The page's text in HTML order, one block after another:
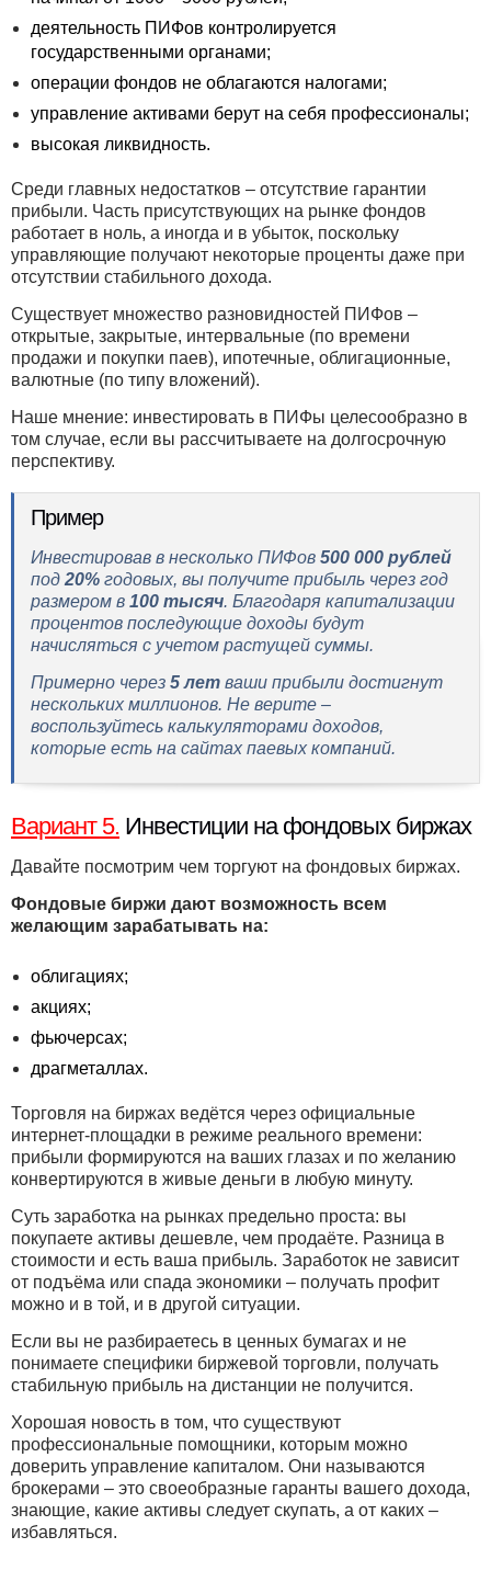
деятельность ПИФов контролируется
государственными органами;
операции фондов не облагаются налогами;
управление активами берут на себя профессионалы;
высокая ликвидность.
Среди главных недостатков – отсутствие гарантии
прибыли. Часть присутствующих на рынке фондов
работает в ноль, а иногда и в убыток, поскольку
управляющие получают некоторые проценты даже при
отсутствии стабильного дохода.
Существует множество разновидностей ПИФов –
открытые, закрытые, интервальные (по времени
продажи и покупки паев), ипотечные, облигационные,
валютные (по типу вложений).
Наше мнение: инвестировать в ПИФы целесообразно в
том случае, если вы рассчитываете на долгосрочную
перспективу.
Пример
Инвестировав в несколько ПИФов 500 000 рублей
под 20% годовых, вы получите прибыль через год
размером в 100 тысяч. Благодаря капитализации
процентов последующие доходы будут
начисляться с учетом растущей суммы.
Примерно через 5 лет ваши прибыли достигнут
нескольких миллионов. Не верите –
воспользуйтесь калькуляторами доходов,
которые есть на сайтах паевых компаний.
Вариант 5. Инвестиции на фондовых биржах
Давайте посмотрим чем торгуют на фондовых биржах.
Фондовые биржи дают возможность всем
желающим зарабатывать на:
облигациях;
акциях;
фьючерсах;
драгметаллах.
Торговля на биржах ведётся через официальные
интернет-площадки в режиме реального времени:
прибыли формируются на ваших глазах и по желанию
конвертируются в живые деньги в любую минуту.
Суть заработка на рынках предельно проста: вы
покупаете активы дешевле, чем продаёте. Разница в
стоимости и есть ваша прибыль. Заработок не зависит
от подъёма или спада экономики – получать профит
можно и в той, и в другой ситуации.
Если вы не разбираетесь в ценных бумагах и не
понимаете специфики биржевой торговли, получать
стабильную прибыль на дистанции не получится.
Хорошая новость в том, что существуют
профессиональные помощники, которым можно
доверить управление капиталом. Они называются
брокерами – это своеобразные гаранты вашего дохода,
знающие, какие активы следует скупать, а от каких –
избавляться.